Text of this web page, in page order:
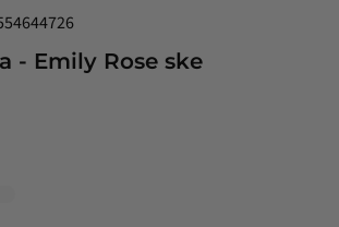
- Emily Rose ske